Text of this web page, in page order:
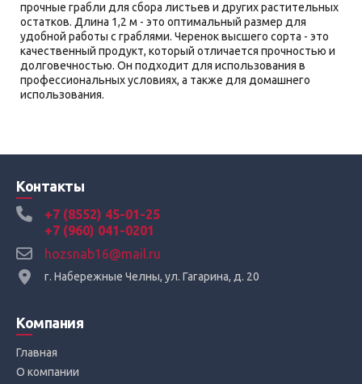
прочные грабли для сбора листьев и других растительных
остатков. Длина 1,2 м - это оптимальный размер для
удобной работы с граблями. Черенок высшего сорта - это
качественный продукт, который отличается прочностью и
долговечностью. Он подходит для использования в
профессиональных условиях, а также для домашнего
использования.
Контакты
+7 (8552) 45-01-25
+7 (960) 041-0201
hozsnab16@mail.ru
г. Набережные Челны, ул. Гагарина, д. 20
Компания
Главная
О компании